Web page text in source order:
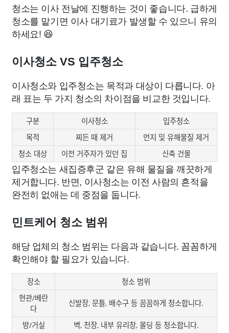
청소는 이사 전날에 진행하는 것이 좋습니다. 급하게
청소를 맡기면 이사 대기료가 발생할 수 있으니 유의
하세요! 😆
이사청소 VS 입주청소
이사청소와 입주청소는 목적과 대상이 다릅니다. 아
래 표는 두 가지 청소의 차이점을 비교한 것입니다.
구분 이사청소
입주청소
목적
찌든 때 제거
먼지 및 유해물질 제거
청소 대상
이전 거주자가 있던 집 신축 건물
입주청소는 새집증후군 같은 유해 물질을 깨끗하게
제거합니다. 반면, 이사청소는 이전 사람의 흔적을
완전히 없애는 데 중점을 둡니다.
민트케어 청소 범위
해당 업체의 청소 범위는 다음과 같습니다. 꼼꼼하게
확인해야 할 필요가 있습니다.
장소
청소 범위
현관/베란
다
신발장, 문틀, 배수구 등 꼼꼼하게 청소합니다.
방/거실 벽, 천장, 내부 유리창, 몰딩 등 청소합니다.